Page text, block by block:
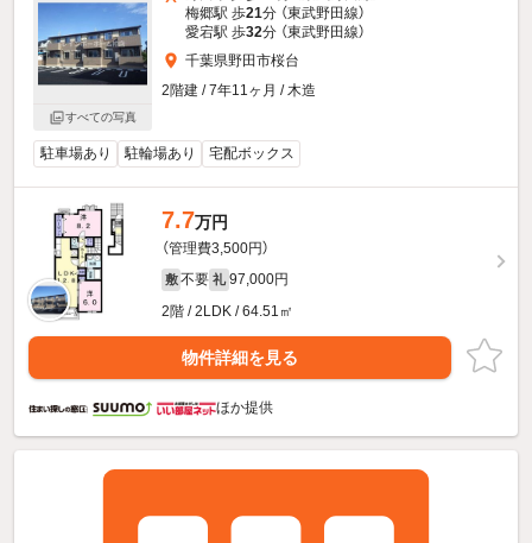
すべての写真
梅郷駅 歩21分 （東武野田線）
愛宕駅 歩32分 （東武野田線）
千葉県野田市桜台
2階建 / 7年11ヶ月 / 木造
駐車場あり 駐輪場あり 宅配ボックス
7.7万円
（管理費3,500円）
敷 不要 礼 97,000円
2階 / 2LDK / 64.51㎡
物件詳細を見る
ほか提供